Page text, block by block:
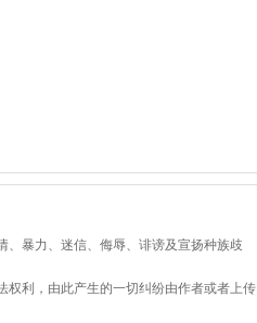
、暴力、迷信、侮辱、诽谤及宣扬种族歧
权利，由此产生的一切纠纷由作者或者上传